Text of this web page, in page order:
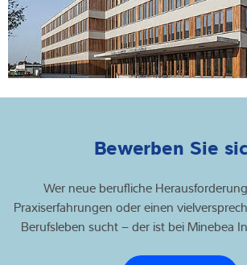
Bewerben Sie
Wer neue berufliche
Praxiserfahrungen oder einen
Berufsleben sucht – der ist bei Minebea